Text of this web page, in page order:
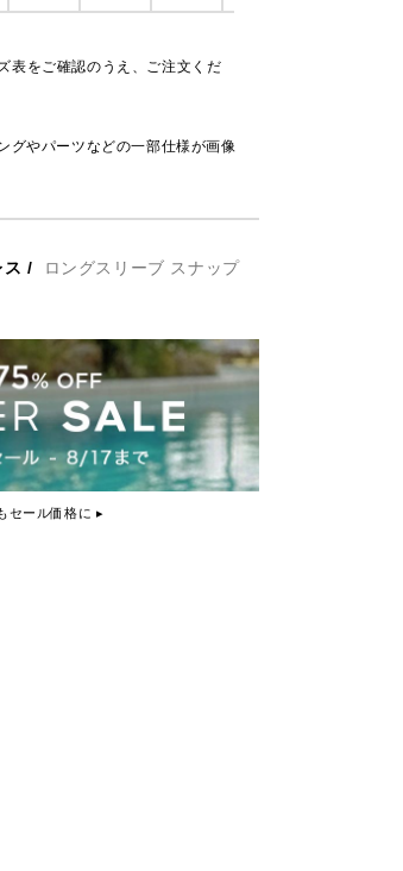
表をご確認のうえ、ご注文くだ
グやパーツなどの一部仕様が画像
ス /
ロングスリーブ スナップ
セール価格に ▸